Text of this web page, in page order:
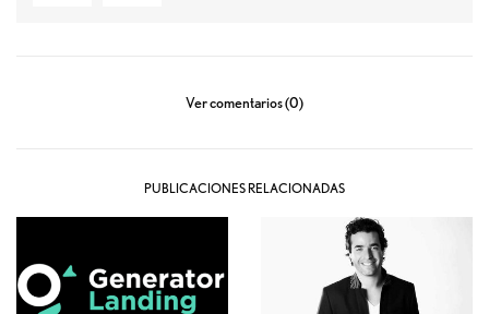
Ver comentarios (0)
PUBLICACIONES RELACIONADAS